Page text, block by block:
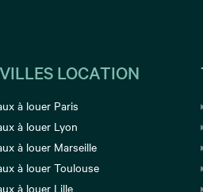
LOCATION
à louer Paris
à louer Lyon
à louer Marseille
à louer Toulouse
à louer Lille